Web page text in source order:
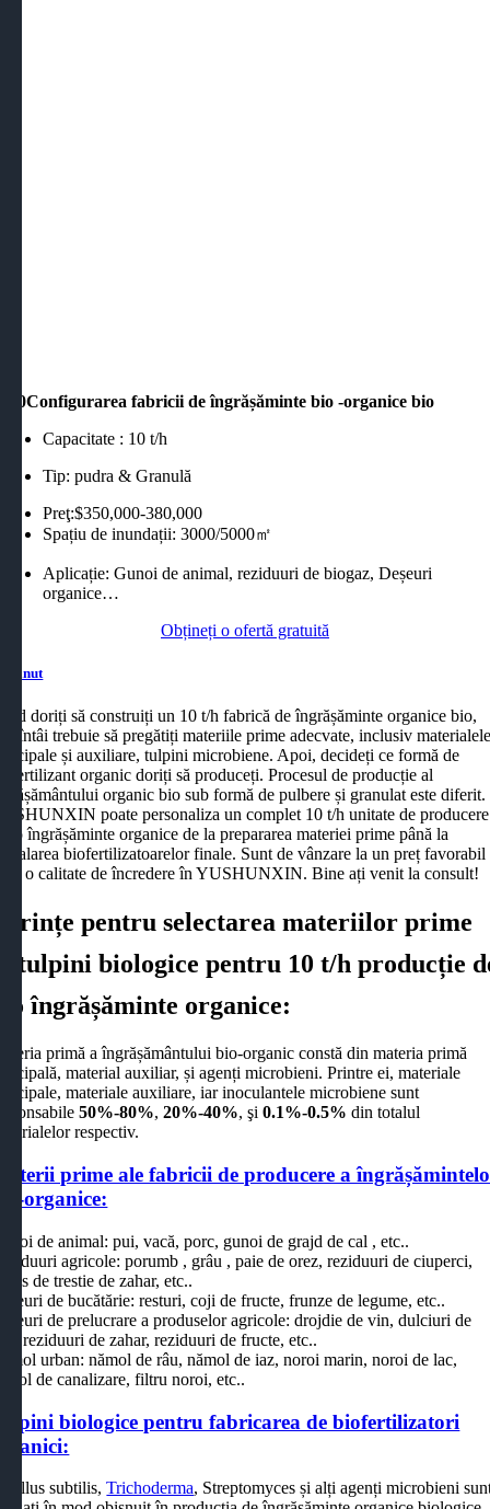
10Configurarea fabricii de îngrășăminte bio -organice bio
Capacitate : 10 t/h
Tip: pudra & Granulă
Preţ:$350,000-380,000
Spațiu de inundații: 3000/5000㎡
Aplicație: Gunoi de animal, reziduuri de biogaz, Deșeuri
organice…
Obțineți o ofertă gratuită
doriți să construiți un 10 t/h fabrică de îngrășăminte organice bio,
întâi trebuie să pregătiți materiile prime adecvate, inclusiv
și auxiliare, tulpini microbiene. Apoi, decideți ce formă de
organic doriți să produceți. Procesul de producție al
organic bio sub formă de pulbere și granulat este diferit.
poate personaliza un complet 10 t/h unitate de producere
îngrășăminte organice de la prepararea materiei prime până la
biofertilizatoarelor finale. Sunt de vânzare la un preț favorabil
de o calitate de încredere în YUSHUNXIN. Bine ați venit la consult!
pentru selectarea materiilor prime
tulpini biologice pentru 10 t/h producție
îngrășăminte organice:
primă a îngrășământului bio-organic constă din materia primă
material auxiliar, și agenți microbieni. Printre ei, materiale
materiale auxiliare, iar inoculantele microbiene sunt
50%-80%,20%-40%, şi0.1%-0.5% din totalul
respectiv.
prime ale fabricii de producere a
organice:
de animal: pui, vacă, porc, gunoi de grajd de cal , etc..
agricole: porumb , grâu , paie de orez, reziduuri de ciuperci,
de trestie de zahar, etc..
de bucătărie: resturi, coji de fructe, frunze de legume, etc..
de prelucrare a produselor agricole: drojdie de vin, dulciuri de
reziduuri de zahar, reziduuri de fructe, etc..
urban: nămol de râu, nămol de iaz, noroi marin, noroi de lac,
de canalizare, filtru noroi, etc..
biologice pentru fabricarea de biofertilizatori
subtilis,Trichoderma, Streptomyces și alți agenți microbieni